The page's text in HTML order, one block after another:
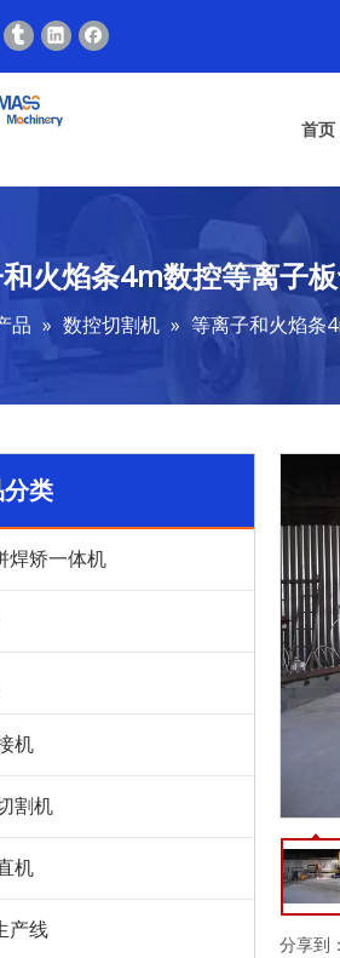
首页
火焰条4m数控等离子
品 » 数控切割机 » 等离子和火焰条
分类
焊矫一体机
机
割机
机
产线
分享到：